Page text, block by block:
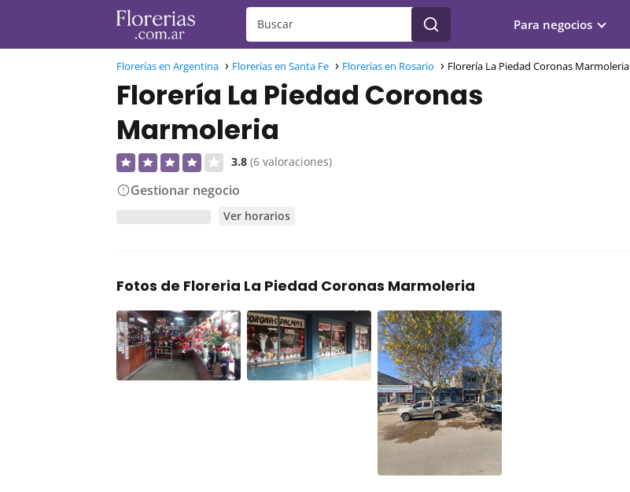
Para negocios
Florerías en Argentina Florerías en Santa Fe Florerías en Rosario Florería La Piedad Coronas Marmoleria
Florería La Piedad Coronas
Marmoleria
3.8 (6 valoraciones)
Gestionar negocio
Ver horarios
Fotos de Floreria La Piedad Coronas Marmoleria